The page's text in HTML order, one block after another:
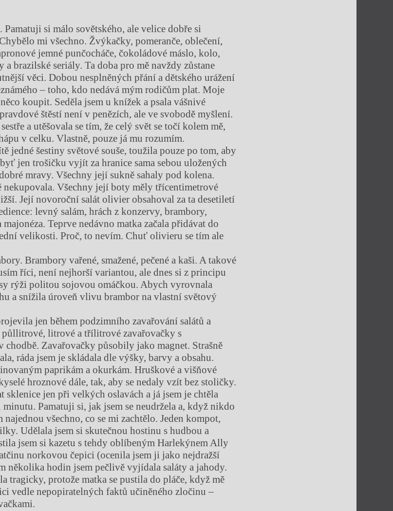
si málo sovětského, ale velice dobře si
mi všechno. Žvýkačky, pomeranče, oblečení,
jemné punčocháče, čokoládové máslo, kolo,
brazilské seriály. Ta doba pro mě navždy zůstane
věci. Dobou nesplněných přání a dětského urážení
– toho, kdo nedává mým rodičům plat. Moje
koupit. Seděla jsem u knížek a psala vášnivé
štěstí není v penězích, ale ve svobodě myšlení.
a utěšovala se tím, že celý svět se točí kolem mě,
v celku. Vlastně, pouze já mu rozumím.
jedné šestiny světové souše, toužila pouze po tom, aby
jen trošičku vyjít za hranice sama sebou uložených
mravy. Všechny její sukně sahaly pod kolena.
nekupovala. Všechny její boty měly třícentimetrové
Její novoroční salát olivier obsahoval za ta desetiletí
levný salám, hrách z konzervy, brambory,
Teprve nedávno matka začala přidávat do
velikosti. Proč, to nevím. Chuť olivieru se tím ale
Brambory vařené, smažené, pečené a kaši. A takové
říci, není nejhorší variantou, ale dnes si z principu
rýži politou sojovou omáčkou. Abych vyrovnala
a snížila úroveň vlivu brambor na vlastní světový
jen během podzimního zavařování salátů a
litrové a třílitrové zavařovačky s
Zavařovačky působily jako magnet. Strašně
ráda jsem je skládala dle výšky, barvy a obsahu.
paprikám a okurkám. Hruškové a višňové
hroznové dále, tak, aby se nedaly vzít bez stoličky.
jen při velkých oslavách a já jsem je chtěla
Pamatuji si, jak jsem se neudržela a, když nikdo
najednou všechno, co se mi zachtělo. Jeden kompot,
Udělala jsem si skutečnou hostinu s hudbou a
jsem si kazetu s tehdy oblíbeným Harlekýnem Ally
norkovou čepici (ocenila jsem ji jako nejdražší
několika hodin jsem pečlivě vyjídala saláty a jahody.
tragicky, protože matka se pustila do pláče, když mě
vedle nepopiratelných faktů učiněného zločinu –